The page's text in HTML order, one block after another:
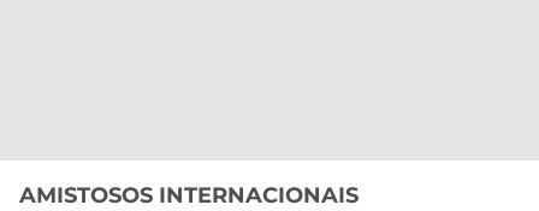
AMISTOSOS INTERNACIONAIS